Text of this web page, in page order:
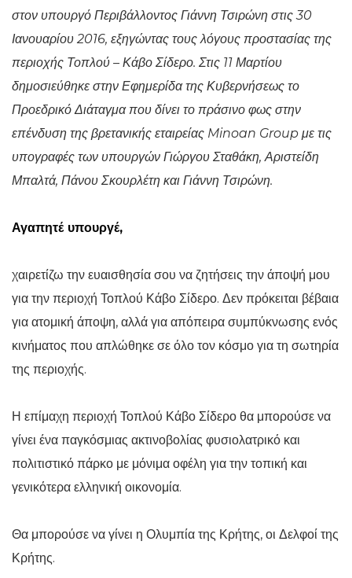
στον υπουργό Περιβάλλοντος Γιάννη Τσιρώνη στις 30
Ιανουαρίου 2016, εξηγώντας τους λόγους προστασίας της
περιοχής Τοπλού – Κάβο Σίδερο. Στις 11 Μαρτίου
δημοσιεύθηκε στην Εφημερίδα της Κυβερνήσεως το
Προεδρικό Διάταγμα που δίνει το πράσινο φως στην
επένδυση της βρετανικής εταιρείας Minoan Group με τις
υπογραφές των υπουργών Γιώργου Σταθάκη, Αριστείδη
Μπαλτά, Πάνου Σκουρλέτη και Γιάννη Τσιρώνη.
Αγαπητέ υπουργέ,
χαιρετίζω την ευαισθησία σου να ζητήσεις την άποψή μου
για την περιοχή Τοπλού Κάβο Σίδερο. Δεν πρόκειται βέβαια
για ατομική άποψη, αλλά για απόπειρα συμπύκνωσης ενός
κινήματος που απλώθηκε σε όλο τον κόσμο για τη σωτηρία
της περιοχής.
Η επίμαχη περιοχή Τοπλού Κάβο Σίδερο θα μπορούσε να
γίνει ένα παγκόσμιας ακτινοβολίας φυσιολατρικό και
πολιτιστικό πάρκο με μόνιμα οφέλη για την τοπική και
γενικότερα ελληνική οικονομία.
Θα μπορούσε να γίνει η Ολυμπία της Κρήτης, οι Δελφοί της
Κρήτης.